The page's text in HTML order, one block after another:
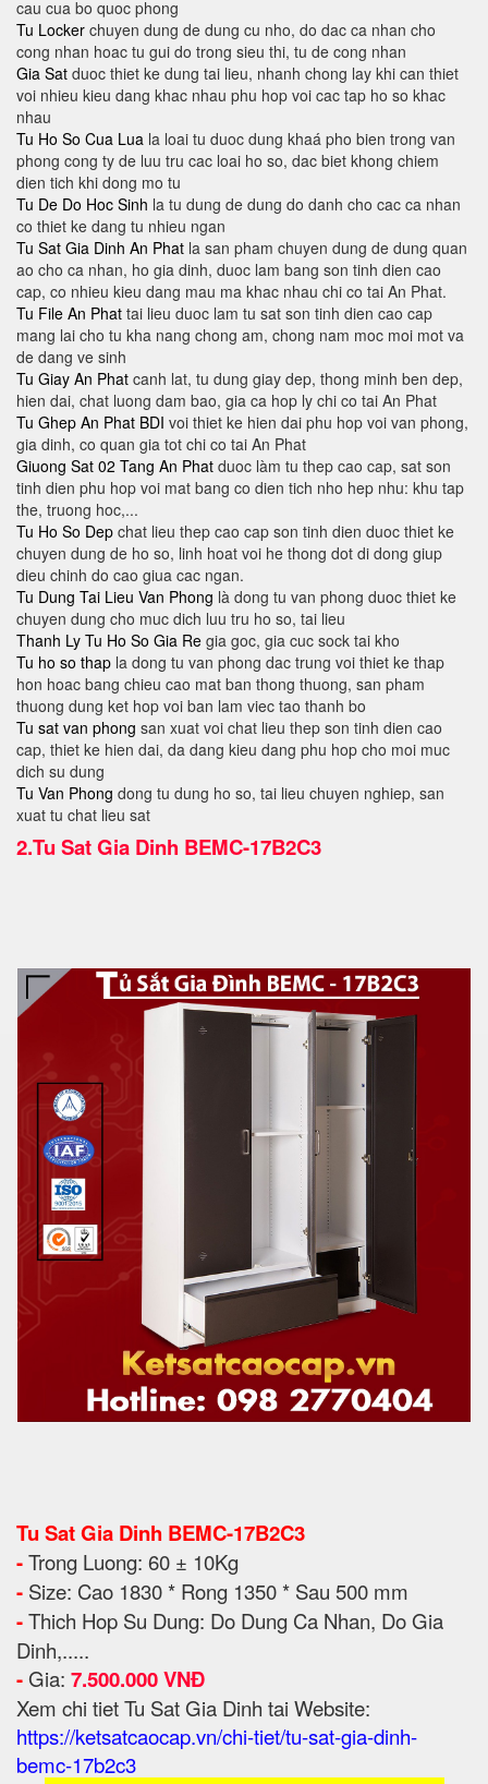
cau cua bo quoc phong
Tu Locker chuyen dung de dung cu nho, do dac ca nhan cho
cong nhan hoac tu gui do trong sieu thi, tu de cong nhan
Gia Sat duoc thiet ke dung tai lieu, nhanh chong lay khi can thiet
voi nhieu kieu dang khac nhau phu hop voi cac tap ho so khac
nhau
Tu Ho So Cua Lua la loai tu duoc dung khaá pho bien trong van
phong cong ty de luu tru cac loai ho so, dac biet khong chiem
dien tich khi dong mo tu
Tu De Do Hoc Sinh la tu dung de dung do danh cho cac ca nhan
co thiet ke dang tu nhieu ngan
Tu Sat Gia Dinh An Phat la san pham chuyen dung de dung quan
ao cho ca nhan, ho gia dinh, duoc lam bang son tinh dien cao
cap, co nhieu kieu dang mau ma khac nhau chi co tai An Phat.
Tu File An Phat tai lieu duoc lam tu sat son tinh dien cao cap
mang lai cho tu kha nang chong am, chong nam moc moi mot va
de dang ve sinh
Tu Giay An Phat canh lat, tu dung giay dep, thong minh ben dep,
hien dai, chat luong dam bao, gia ca hop ly chi co tai An Phat
Tu Ghep An Phat BDI voi thiet ke hien dai phu hop voi van phong,
gia dinh, co quan gia tot chi co tai An Phat
Giuong Sat 02 Tang An Phat duoc làm tu thep cao cap, sat son
tinh dien phu hop voi mat bang co dien tich nho hep nhu: khu tap
the, truong hoc,...
Tu Ho So Dep chat lieu thep cao cap son tinh dien duoc thiet ke
chuyen dung de ho so, linh hoat voi he thong dot di dong giup
dieu chinh do cao giua cac ngan.
Tu Dung Tai Lieu Van Phong là dong tu van phong duoc thiet ke
chuyen dung cho muc dich luu tru ho so, tai lieu
Thanh Ly Tu Ho So Gia Re gia goc, gia cuc sock tai kho
Tu ho so thap la dong tu van phong dac trung voi thiet ke thap
hon hoac bang chieu cao mat ban thong thuong, san pham
thuong dung ket hop voi ban lam viec tao thanh bo
Tu sat van phong san xuat voi chat lieu thep son tinh dien cao
cap, thiet ke hien dai, da dang kieu dang phu hop cho moi muc
dich su dung
Tu Van Phong dong tu dung ho so, tai lieu chuyen nghiep, san
xuat tu chat lieu sat
2.Tu Sat Gia Dinh BEMC-17B2C3
Tu Sat Gia Dinh BEMC-17B2C3
-Trong Luong: 60 ± 10Kg
- Size: Cao 1830 * Rong 1350 * Sau 500 mm
-Thich Hop Su Dung: Do Dung Ca Nhan, Do Gia
Dinh,.....
- Gia: 7.500.000 VNĐ
Xem chi tiet Tu Sat Gia Dinh tai Website:
https://ketsatcaocap.vn/chi-tiet/tu-sat-gia-dinh-
bemc-17b2c3